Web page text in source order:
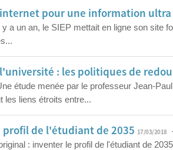
pour une information
a un an, le SIEP mettait en ligne son site
: les politiques de
étude menée par le professeur Jean-
les liens étroits entre...
profil de l'étudiant de 2035 17/03/2018
: inventer le profil de l'étudiant de